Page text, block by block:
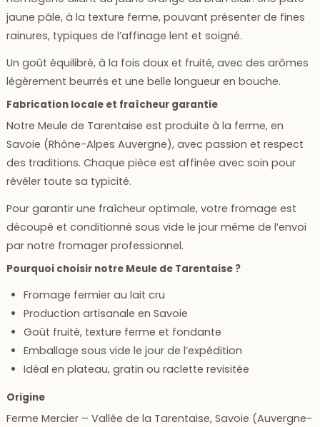
jaune pâle, à la texture ferme, pouvant présenter de fines
rainures, typiques de l’affinage lent et soigné.
Un goût équilibré, à la fois doux et fruité, avec des arômes
légèrement beurrés et une belle longueur en bouche.
Fabrication locale et fraîcheur garantie
Notre Meule de Tarentaise est produite à la ferme, en
Savoie (Rhône-Alpes Auvergne), avec passion et respect
des traditions. Chaque pièce est affinée avec soin pour
révéler toute sa typicité.
Pour garantir une fraîcheur optimale, votre fromage est
découpé et conditionné sous vide le jour même de l’envoi
par notre fromager professionnel.
Pourquoi choisir notre Meule de Tarentaise ?
Fromage fermier au lait cru
Production artisanale en Savoie
Goût fruité, texture ferme et fondante
Emballage sous vide le jour de l’expédition
Idéal en plateau, gratin ou raclette revisitée
Origine
Ferme Mercier – Vallée de la Tarentaise, Savoie (Auvergne-